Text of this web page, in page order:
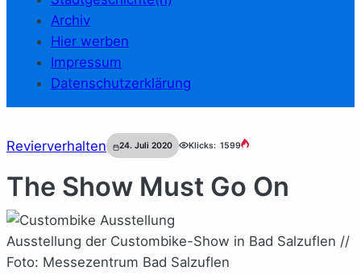
Archiv
Hier werben
Impressum
Datenschutzerklärung
Revierverhalten 24. Juli 2020 Klicks: 1599
The Show Must Go On
Ausstellung der Custombike-Show in Bad Salzuflen //
Foto: Messezentrum Bad Salzuflen